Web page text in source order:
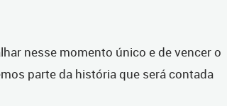
nesse momento único e de vencer o
parte da história que será contada